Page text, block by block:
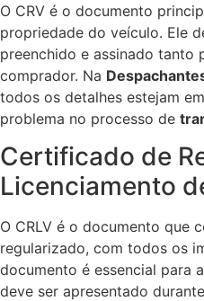
O CRV é o documento
propriedade do veículo. Ele
preenchido e assinado tanto
comprador. Na
todos os detalhes estejam
problema no processo de
Certificado de
Licenciamento
O CRLV é o documento que
regularizado, com todos os
documento é essencial para
deve ser apresentado